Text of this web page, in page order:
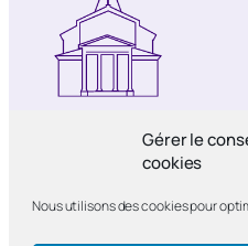
Gérer le
cookies
Nous utilisons des cookies pour
Notre-Dame
Paroisse catholique